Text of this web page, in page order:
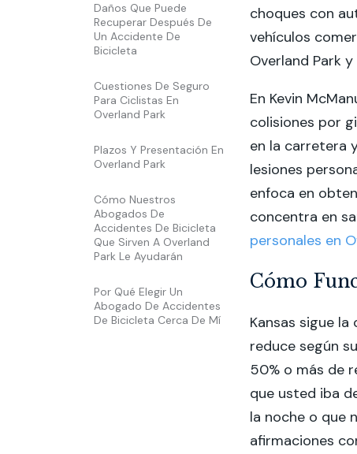
Daños Que Puede
Recuperar Después De
Un Accidente De
Bicicleta
Cuestiones De Seguro
Para Ciclistas En
Overland Park
Plazos Y Presentación En
Overland Park
Cómo Nuestros
Abogados De
Accidentes De Bicicleta
Que Sirven A Overland
Park Le Ayudarán
Por Qué Elegir Un
Abogado De Accidentes
De Bicicleta Cerca De Mí
choques con
vehículos
Overland Park
En Kevin
colisiones por
en la carretera
lesiones
enfoca en
concentra en
personales en
Cómo
Kansas sigue
reduce según
50% o más de
que usted iba
la noche o que
afirmaciones